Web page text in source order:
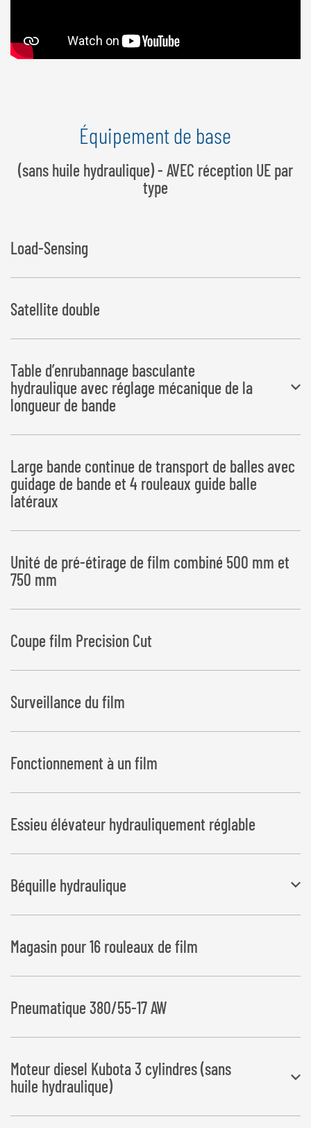
Équipement de base
(sans huile hydraulique) - AVEC réception UE par
type
Load-Sensing
Satellite double
Table d’enrubannage basculante
hydraulique avec réglage mécanique de la
longueur de bande
Dépôt des balles à gauche dans le sens de déplacement
Large bande continue de transport de balles avec
guidage de bande et 4 rouleaux guide balle
latéraux
Unité de pré-étirage de film combiné 500 mm et
750 mm
Coupe film Precision Cut
Surveillance du film
Fonctionnement à un film
Essieu élévateur hydrauliquement réglable
Béquille hydraulique
Attelage à timon réglable en hauteur avec béquille hydraulique pour
chargeuse sur roues. Commande par télécommande radio
Magasin pour 16 rouleaux de film
Pneumatique 380/55-17 AW
Moteur diesel Kubota 3 cylindres (sans
huile hydraulique)